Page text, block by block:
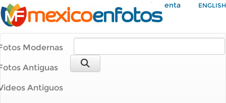
Mi Cuenta ENGLISH
Modernas
Antiguas
Antiguos